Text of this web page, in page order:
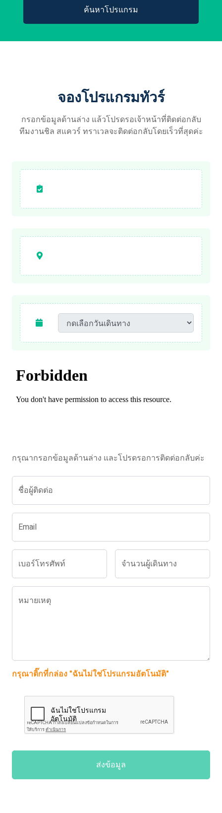
ค้นหาโปรแกรม
จองโปรแกรมทัวร์
กรอกข้อมูลด้านล่าง แล้วโปรดรอเจ้าหน้าที่ติดต่อกลับ
ทีมงานชิล สแควร์ ทราเวลจะติดต่อกลับโดยเร็วที่สุดค่ะ
กรุณากรอกข้อมูลด้านล่าง และโปรดรอการติดต่อกลับค่ะ
ชื่อผู้ติดต่อ
Email
เบอร์โทรศัพท์ จำนวนผู้เดินทาง
หมายเหตุ
กรุณาติ๊กที่กล่อง "ฉันไม่ใช่โปรแกรมอัตโนมัติ"
ส่งข้อมูล